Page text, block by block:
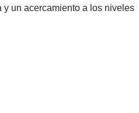
y un acercamiento a los niveles